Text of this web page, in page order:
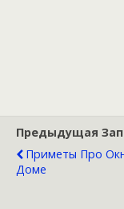
Предыдущая
Приметы Про
Доме